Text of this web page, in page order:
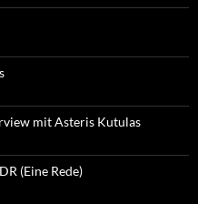
mit Asteris Kutulas
(Eine Rede)